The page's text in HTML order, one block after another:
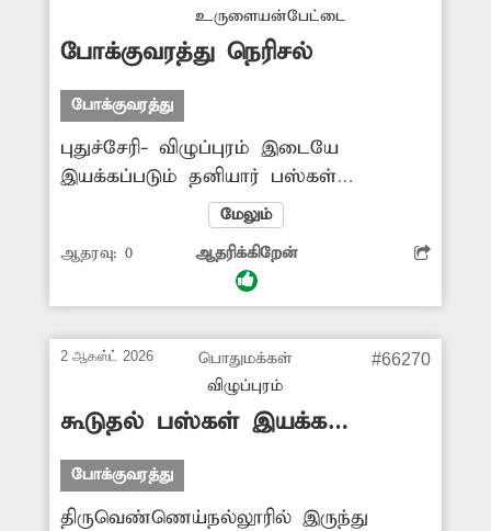
உருளையன்பேட்டை
போக்குவரத்து நெரிசல்
போக்குவரத்து
புதுச்சேரி- விழுப்புரம் இடையே
இயக்கப்படும் தனியார் பஸ்கள்
இறக்குகின்றனர். இதனால் போக்குவரத்து
நெரிசல் ஏற்படுவது மட்டுமின்றி
விபத்துகளும் ஏற்படும் அபாயம்
அதிகாரிகள் ஆய்வு செய்து நடவடிக்கை
எடுக்க வேண்டும்.
மேலும்
ஆதரவு: 0 ஆதரிக்கிறேன்
2 ஆகஸ்ட் 2026
பொதுமக்கள்
விழுப்புரம்
#66270
கூடுதல் பஸ்கள் இயக்க
வேண்டும்
போக்குவரத்து
திருவெண்ணெய்நல்லூரில் இருந்து